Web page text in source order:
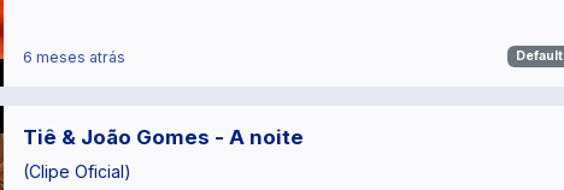
6 meses atrás Default
Tiê & João Gomes - A noite
(Clipe Oficial)